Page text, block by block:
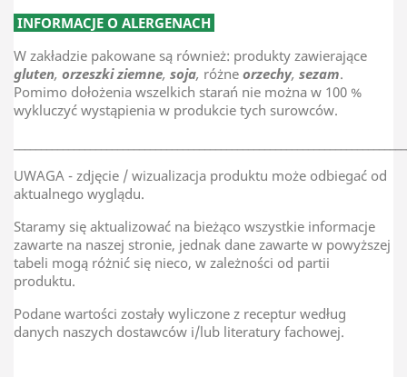
INFORMACJE O ALERGENACH
W zakładzie pakowane są również: produkty zawierające
gluten, orzeszki ziemne, soja, różne orzechy, sezam.
Pomimo dołożenia wszelkich starań nie można w 100 %
wykluczyć wystąpienia w produkcie tych surowców.
UWAGA - zdjęcie / wizualizacja produktu może odbiegać od
aktualnego wyglądu.
Staramy się aktualizować na bieżąco wszystkie informacje
zawarte na naszej stronie, jednak dane zawarte w powyższej
tabeli mogą różnić się nieco, w zależności od partii
produktu.
Podane wartości zostały wyliczone z receptur według
danych naszych dostawców i/lub literatury fachowej.